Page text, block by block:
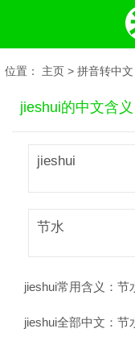
位置： 主页 > 拼音转中文
jieshui的中文含义
jieshui
节水
jieshui常用含义： 节
jieshui全部中文： 节